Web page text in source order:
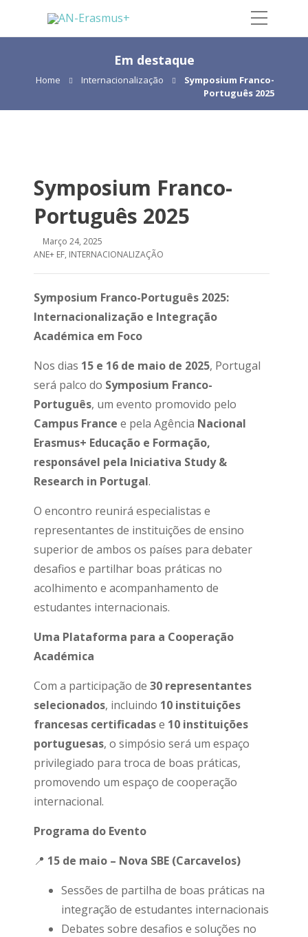
Em destaque
Home Internacionalização
Symposium Franco-
Português 2025
Symposium Franco-
Português 2025
Março 24, 2025
ANE+ EF, INTERNACIONALIZAÇÃO
Symposium Franco-Português 2025:
Internacionalização e Integração
Académica em Foco
Nos dias 15 e 16 de maio de 2025, Portugal
será palco do Symposium Franco-
Português, um evento promovido pelo
Campus France e pela Agência Nacional
Erasmus+ Educação e Formação,
responsável pela Iniciativa Study &
Research in Portugal.
O encontro reunirá especialistas e
representantes de instituições de ensino
superior de ambos os países para debater
desafios e partilhar boas práticas no
acolhimento e acompanhamento de
estudantes internacionais.
Uma Plataforma para a Cooperação
Académica
Com a participação de 30 representantes
selecionados, incluindo 10 instituições
francesas certificadase 10 instituições
portuguesas, o simpósio será um espaço
privilegiado para troca de boas práticas,
promovendo um espaço de cooperação
internacional.
Programa do Evento
📍 15 de maio – Nova SBE (Carcavelos)
Sessões de partilha de boas práticas na
integração de estudantes internacionais
Debates sobre desafios e soluções no